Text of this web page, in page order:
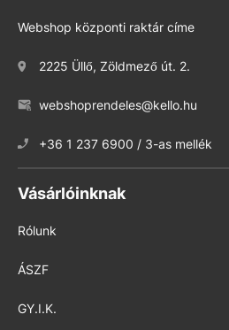
Webshop központi raktár címe
2225 Üllő, Zöldmező út. 2.
webshoprendeles@kello.hu
+36 1 237 6900 / 3-as mellék
Vásárlóinknak
Rólunk
ÁSZF
GY.I.K.